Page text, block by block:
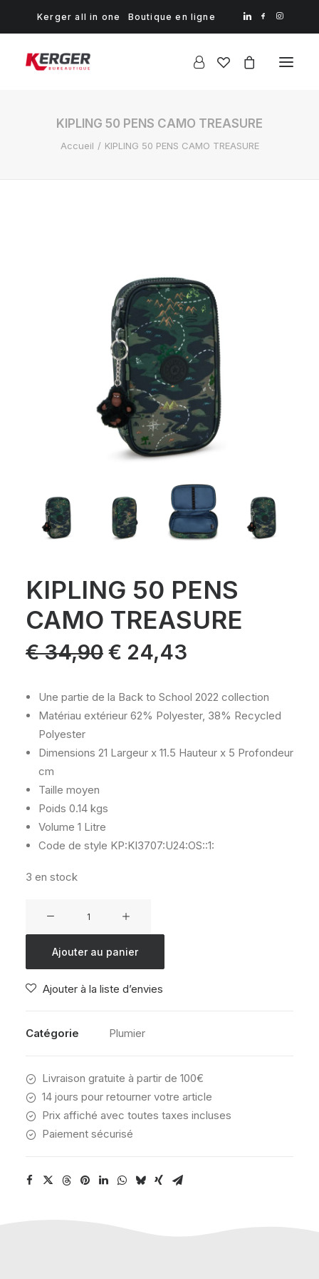
Kerger all in one Boutique en ligne
KIPLING 50 PENS CAMO TREASURE
Accueil KIPLING 50 PENS CAMO TREASURE
KIPLING 50 PENS
CAMO TREASURE
€34,90 Le
prix
initial
€ 34,90.
€ 24,43
€ 24,43.
Une partie de la Back to School 2022 collection
Matériau extérieur 62% Polyester, 38% Recycled
Polyester
Dimensions 21 Largeur x 11.5 Hauteur x 5 Profondeur
cm
Taille moyen
Poids 0.14 kgs
Volume 1 Litre
Code de style KP:KI3707:U24:OS::1:
3 en stock
CAMO
Ajouter au panier
Ajouter à la liste d’envies
Catégorie Plumier
Livraison gratuite à partir de 100€
14 jours pour retourner votre article
Prix affiché avec toutes taxes incluses
Paiement sécurisé